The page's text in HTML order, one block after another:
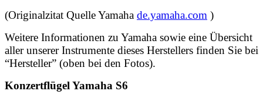
(Originalzitat Quelle Yamaha de.yamaha.com )
Weitere Informationen zu Yamaha sowie eine Übersicht
aller unserer Instrumente dieses Herstellers finden Sie bei
“Hersteller” (oben bei den Fotos).
Konzertflügel Yamaha S6